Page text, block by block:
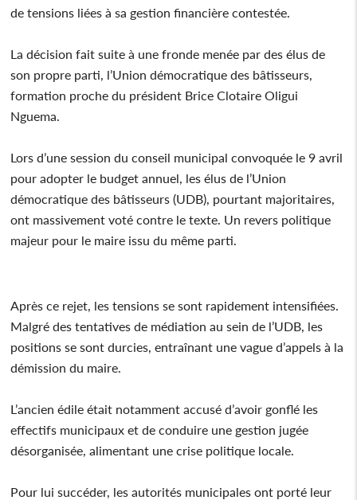
de tensions liées à sa gestion financière contestée.
La décision fait suite à une fronde menée par des élus de
son propre parti, l’Union démocratique des bâtisseurs,
formation proche du président Brice Clotaire Oligui
Nguema.
Lors d’une session du conseil municipal convoquée le 9 avril
pour adopter le budget annuel, les élus de l’Union
démocratique des bâtisseurs (UDB), pourtant majoritaires,
ont massivement voté contre le texte. Un revers politique
majeur pour le maire issu du même parti.
Après ce rejet, les tensions se sont rapidement intensifiées.
Malgré des tentatives de médiation au sein de l’UDB, les
positions se sont durcies, entraînant une vague d’appels à la
démission du maire.
L’ancien édile était notamment accusé d’avoir gonflé les
effectifs municipaux et de conduire une gestion jugée
désorganisée, alimentant une crise politique locale.
Pour lui succéder, les autorités municipales ont porté leur